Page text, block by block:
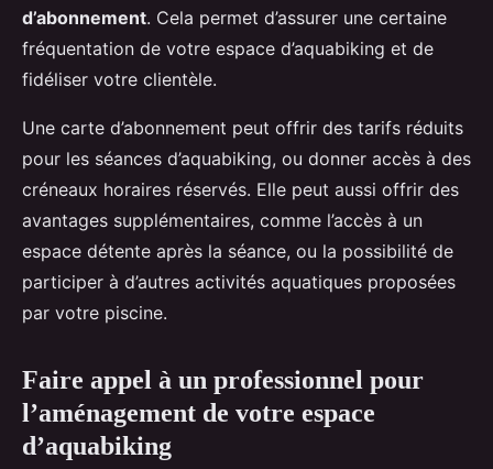
d’abonnement. Cela permet d’assurer une certaine
fréquentation de votre espace d’aquabiking et de
fidéliser votre clientèle.
Une carte d’abonnement peut offrir des tarifs réduits
pour les séances d’aquabiking, ou donner accès à des
créneaux horaires réservés. Elle peut aussi offrir des
avantages supplémentaires, comme l’accès à un
espace détente après la séance, ou la possibilité de
participer à d’autres activités aquatiques proposées
par votre piscine.
Faire appel à un professionnel pour
l’aménagement de votre espace
d’aquabiking